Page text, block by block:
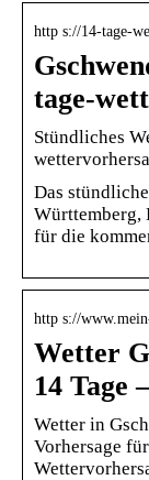
http s://14-tage-
tage-
Stündliches
Das
Württemberg,
für die
http s://
Wetter
14 Tage
Wetter in
Vorhersage